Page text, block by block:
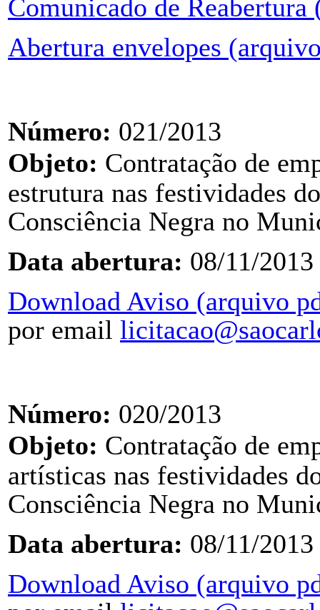
Comunicado de
Abertura envelopes
Número: 021/2013
Objeto: Contratação de
estrutura nas festividades
Consciência Negra no
Data abertura: 08/11/2013
Download Aviso (arquivo
por email
Número: 020/2013
Objeto: Contratação de
artísticas nas festividades
Consciência Negra no
Data abertura: 08/11/2013
Download Aviso (arquivo